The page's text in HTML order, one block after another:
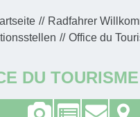
Radfahrer
Office du
DU